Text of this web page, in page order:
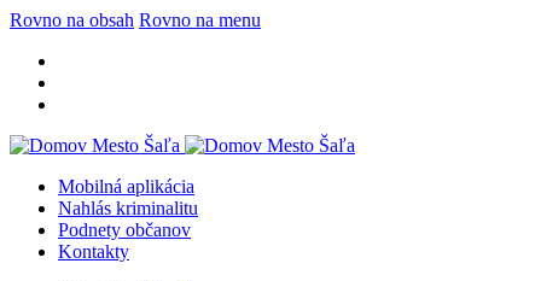
Rovno na obsah Rovno na menu
Mobilná aplikácia
Nahlás kriminalitu
Podnety občanov
Kontakty